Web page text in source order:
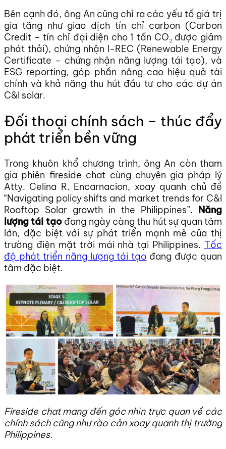
Bên cạnh đó, ông An cũng chỉ ra các yếu tố giá trị
gia tăng như giao dịch tín chỉ carbon (Carbon
Credit – tín chỉ đại diện cho 1 tấn CO₂ được giảm
phát thải), chứng nhận I-REC (Renewable Energy
Certificate – chứng nhận năng lượng tái tạo), và
ESG reporting, góp phần nâng cao hiệu quả tài
chính và khả năng thu hút đầu tư cho các dự án
C&I solar.
Đối thoại chính sách – thúc đẩy
phát triển bền vững
Trong khuôn khổ chương trình, ông An còn tham
gia phiên fireside chat cùng chuyên gia pháp lý
Atty. Celina R. Encarnacion, xoay quanh chủ đề
“Navigating policy shifts and market trends for C&I
Rooftop Solar growth in the Philippines”. Năng
lượng tái tạođang ngày càng thu hút sự quan tâm
lớn, đặc biệt với sự phát triển mạnh mẽ của thị
trường điện mặt trời mái nhà tại Philippines. Tốc
độ phát triển năng lượng tái tạo đang được quan
tâm đặc biệt.
Fireside chat mang đến góc nhìn trực quan về các
chính sách cũng như rào cản xoay quanh thị trường
Philippines.